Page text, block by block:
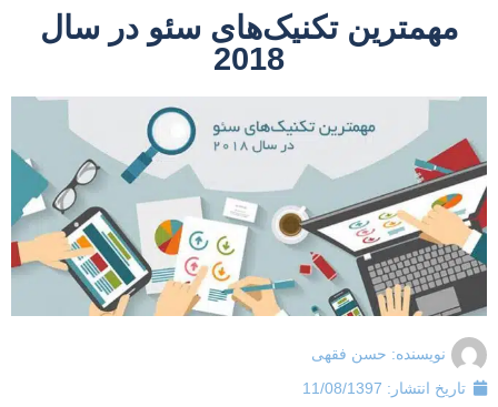
مهمترین تکنیک‌های سئو در سال
2018
نویسنده:حسن فقهی
تاریخ انتشار: 11/08/1397